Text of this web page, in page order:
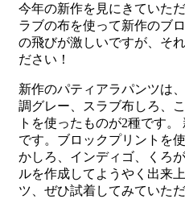
今年の新作を見にきていた
ラブの布を使って新作のブ
の飛びが激しいですが、そ
ださい！
新作のパティアラパンツは
調グレー、スラブ布しろ、
トを使ったものが2種です。
です。ブロックプリントを
かしろ、インディゴ、くろ
ルを作成してようやく出来
ツ、ぜひ試着してみていた